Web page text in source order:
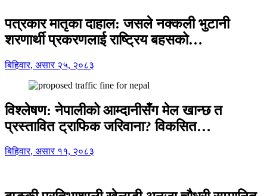
पत्रकार मातृका दाहाल: जसले नक्कली भुटानी
शरणार्थी प्रकरणलाई राष्ट्रिय बहसको…
बिहिवार, असार २५, २०८३
विश्लेषण: नेपालीको आम्दानीसँग मेल खान्छ त
प्रस्तावित ट्राफिक जरिवाना? विकसित…
बिहिवार, असार ११, २०८३